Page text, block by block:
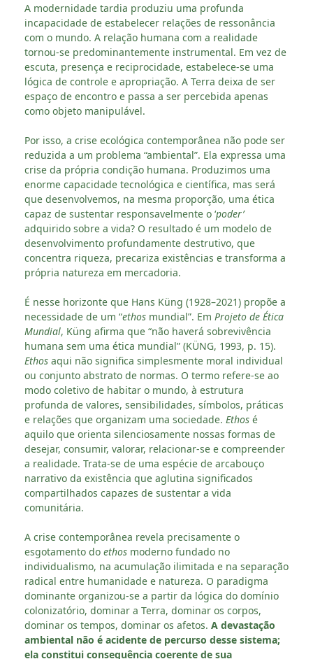
A modernidade tardia produziu uma profunda
incapacidade de estabelecer relações de ressonância
com o mundo. A relação humana com a realidade
tornou-se predominantemente instrumental. Em vez de
escuta, presença e reciprocidade, estabelece-se uma
lógica de controle e apropriação. A Terra deixa de ser
espaço de encontro e passa a ser percebida apenas
como objeto manipulável.
Por isso, a crise ecológica contemporânea não pode ser
reduzida a um problema “ambiental”. Ela expressa uma
crise da própria condição humana. Produzimos uma
enorme capacidade tecnológica e científica, mas será
que desenvolvemos, na mesma proporção, uma ética
capaz de sustentar responsavelmente o ‘poder’
adquirido sobre a vida? O resultado é um modelo de
desenvolvimento profundamente destrutivo, que
concentra riqueza, precariza existências e transforma a
própria natureza em mercadoria.
É nesse horizonte que Hans Küng (1928–2021) propõe a
necessidade de um “ethos mundial”. Em Projeto de Ética
Mundial, Küng afirma que “não haverá sobrevivência
humana sem uma ética mundial” (KÜNG, 1993, p. 15).
Ethos aqui não significa simplesmente moral individual
ou conjunto abstrato de normas. O termo refere-se ao
modo coletivo de habitar o mundo, à estrutura
profunda de valores, sensibilidades, símbolos, práticas
e relações que organizam uma sociedade. Ethos é
aquilo que orienta silenciosamente nossas formas de
desejar, consumir, valorar, relacionar-se e compreender
a realidade. Trata-se de uma espécie de arcabouço
narrativo da existência que aglutina significados
compartilhados capazes de sustentar a vida
comunitária.
A crise contemporânea revela precisamente o
esgotamento do ethos moderno fundado no
individualismo, na acumulação ilimitada e na separação
radical entre humanidade e natureza. O paradigma
dominante organizou-se a partir da lógica do domínio
colonizatório, dominar a Terra, dominar os corpos,
dominar os tempos, dominar os afetos. A devastação
ambiental não é acidente de percurso desse sistema;
ela constitui consequência coerente de sua